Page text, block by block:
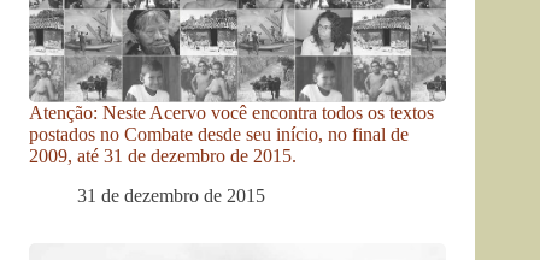
Atenção: Neste Acervo você encontra todos os textos
postados no Combate desde seu início, no final de
2009, até 31 de dezembro de 2015.
31 de dezembro de 2015